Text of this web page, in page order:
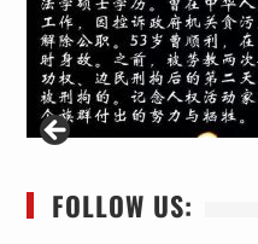
FOLLOW US: